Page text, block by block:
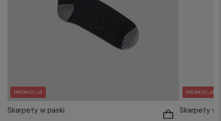
PROMOCJA
Skarpety w paski
PROMOCJA
Skarpety w